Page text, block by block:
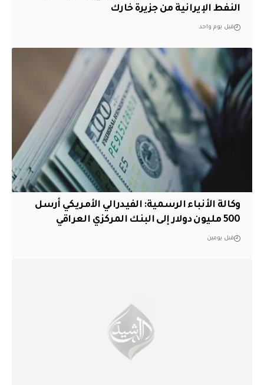
النفط الإيرانية من جزيرة خارك
قبل يوم واحد
وكالة الأنباء الرسمية: الفيدرالي الأمريكي أرسل
500 مليون دولار إلى البنك المركزي العراقي
قبل يومين